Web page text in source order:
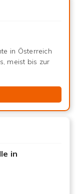
in Österreich
meist bis zur
in